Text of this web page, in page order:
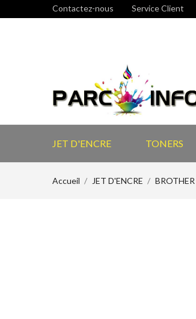
Contactez-nous Service Client
JET D'ENCRE TONERS
Accueil JET D'ENCRE BROTHER